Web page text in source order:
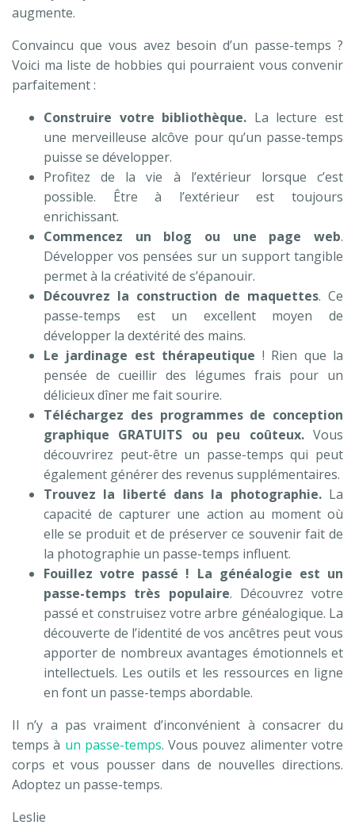
augmente.
Convaincu que vous avez besoin d’un passe-temps ?
Voici ma liste de hobbies qui pourraient vous convenir
parfaitement :
Construire votre bibliothèque. La lecture est
une merveilleuse alcôve pour qu’un passe-temps
puisse se développer.
Profitez de la vie à l’extérieur lorsque c’est
possible. Être à l’extérieur est toujours
enrichissant.
Commencez un blog ou une page web.
Développer vos pensées sur un support tangible
permet à la créativité de s’épanouir.
Découvrez la construction de maquettes. Ce
passe-temps est un excellent moyen de
développer la dextérité des mains.
Le jardinage est thérapeutique ! Rien que la
pensée de cueillir des légumes frais pour un
délicieux dîner me fait sourire.
Téléchargez des programmes de conception
graphique GRATUITS ou peu coûteux.Vous
découvrirez peut-être un passe-temps qui peut
également générer des revenus supplémentaires.
Trouvez la liberté dans la photographie.La
capacité de capturer une action au moment où
elle se produit et de préserver ce souvenir fait de
la photographie un passe-temps influent.
Fouillez votre passé ! La généalogie est un
passe-temps très populaire. Découvrez votre
passé et construisez votre arbre généalogique. La
découverte de l’identité de vos ancêtres peut vous
apporter de nombreux avantages émotionnels et
intellectuels. Les outils et les ressources en ligne
en font un passe-temps abordable.
Il n’y a pas vraiment d’inconvénient à consacrer du
temps à un passe-temps. Vous pouvez alimenter votre
corps et vous pousser dans de nouvelles directions.
Adoptez un passe-temps.
Leslie